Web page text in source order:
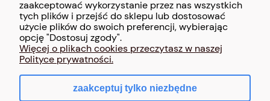
INFORMACJE
O NAS
pokaż pełną wersję strony
zaakceptować wykorzystanie przez nas wszystkich
tych plików i przejść do sklepu lub dostosować
użycie plików do swoich preferencji, wybierając
opcję "Dostosuj zgody".
Więcej o plikach cookies przeczytasz w naszej
Polityce prywatności.
zaakceptuj tylko niezbędne